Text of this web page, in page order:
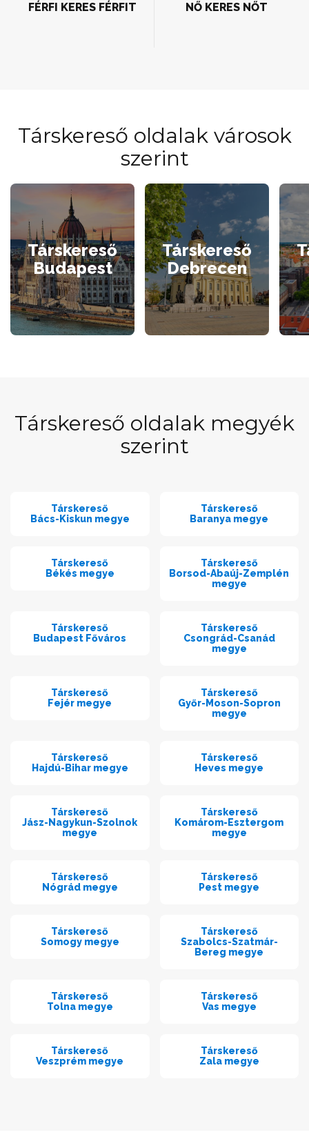
FÉRFI KERES FÉRFIT NŐ KERES NŐT
Társkereső oldalak városok
szerint
Társkereső
Budapest
Társkereső
Debrecen
Társkereső oldalak megyék
szerint
Társkereső
Bács-Kiskun megye
Társkereső
Baranya megye
Társkereső
Békés megye
Társkereső
Borsod-Abaúj-Zemplén
megye
Társkereső
Budapest Főváros
Társkereső
Csongrád-Csanád
megye
Társkereső
Fejér megye
Társkereső
Győr-Moson-Sopron
megye
Társkereső
Hajdú-Bihar megye
Társkereső
Heves megye
Társkereső
Jász-Nagykun-Szolnok
megye
Társkereső
Komárom-Esztergom
megye
Társkereső
Nógrád megye
Társkereső
Pest megye
Társkereső
Somogy megye
Társkereső
Szabolcs-Szatmár-
Bereg megye
Társkereső
Tolna megye
Társkereső
Vas megye
Társkereső
Veszprém megye
Társkereső
Zala megye